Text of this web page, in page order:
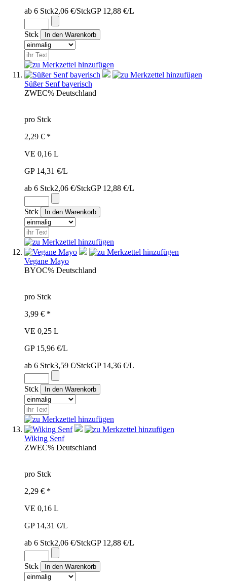
ab 6 Stck2,06 €/StckGP 12,88 €/L
Stck
Süßer Senf bayerisch
ZWEC% Deutschland
pro Stck
2,29 € *
VE 0,16 L
GP 14,31 €/L
ab 6 Stck2,06 €/StckGP 12,88 €/L
Stck
Vegane Mayo
BYOC% Deutschland
pro Stck
3,99 € *
VE 0,25 L
GP 15,96 €/L
ab 6 Stck3,59 €/StckGP 14,36 €/L
Stck
Wiking Senf
ZWEC% Deutschland
pro Stck
2,29 € *
VE 0,16 L
GP 14,31 €/L
ab 6 Stck2,06 €/StckGP 12,88 €/L
Stck